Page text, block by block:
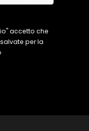
accetto che
per la